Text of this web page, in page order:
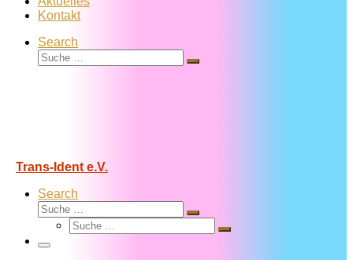
Kontakt
Search
Suche
Suche
Trans-Ident e.V.
Search
Suche
Suche
Suche
Suche
Menü